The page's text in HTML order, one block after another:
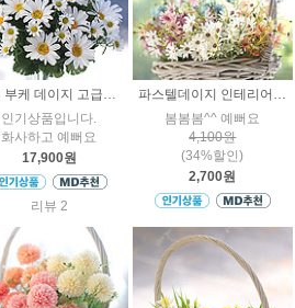
특대 부케 데이지 고급조화꽃 인테리어 인조장식
인기상품입니다.
화사하고 예뻐요
17,900원
리뷰 2
파스텔데이지 인테리어조화꽃
봄봄봄^^ 예뻐요
4,100원
(34%할인)
2,700원